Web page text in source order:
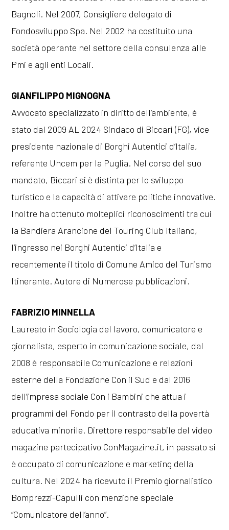
Bagnoli. Nel 2007, Consigliere delegato di
Fondosviluppo Spa. Nel 2002 ha costituito una
società operante nel settore della consulenza alle
Pmi e agli enti Locali.
GIANFILIPPO MIGNOGNA
Avvocato specializzato in diritto dell’ambiente, è
stato dal 2009 AL 2024 Sindaco di Biccari (FG), vice
presidente nazionale di Borghi Autentici d’Italia,
referente Uncem per la Puglia. Nel corso del suo
mandato, Biccari si è distinta per lo sviluppo
turistico e la capacità di attivare politiche innovative.
Inoltre ha ottenuto molteplici riconoscimenti tra cui
la Bandiera Arancione del Touring Club Italiano,
l’ingresso nei Borghi Autentici d’Italia e
recentemente il titolo di Comune Amico del Turismo
Itinerante. Autore di Numerose pubblicazioni.
FABRIZIO MINNELLA
Laureato in Sociologia del lavoro, comunicatore e
giornalista, esperto in comunicazione sociale, dal
2008 è responsabile Comunicazione e relazioni
esterne della Fondazione Con il Sud e dal 2016
dell’impresa sociale Con i Bambini che attua i
programmi del Fondo per il contrasto della povertà
educativa minorile. Direttore responsabile del video
magazine partecipativo ConMagazine.it, in passato si
è occupato di comunicazione e marketing della
cultura. Nel 2024 ha ricevuto il Premio giornalistico
Bomprezzi-Capulli con menzione speciale
“Comunicatore dell’anno”.